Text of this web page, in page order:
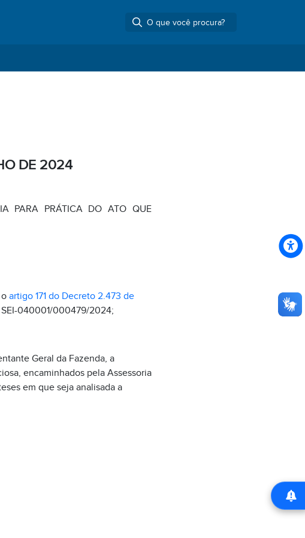
DE 2024
PARA PRÁTICA DO ATO QUE
artigo 171 do Decreto 2.473 de
040001/000479/2024;
Geral da Fazenda, a
encaminhados pela Assessoria
em que seja analisada a